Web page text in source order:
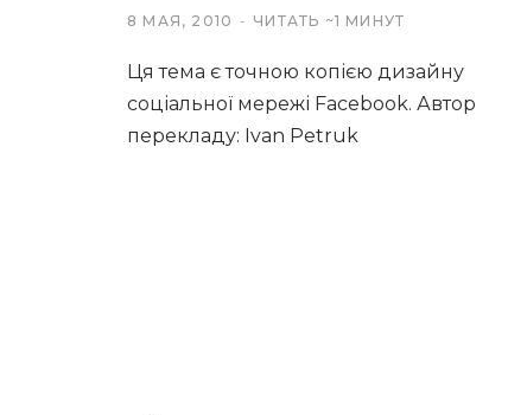
8 МАЯ, 2010 ЧИТАТЬ ~1 МИНУТ
Ця тема є точною копією дизайну
соціальної мережі Facebook. Автор
перекладу: Ivan Petruk